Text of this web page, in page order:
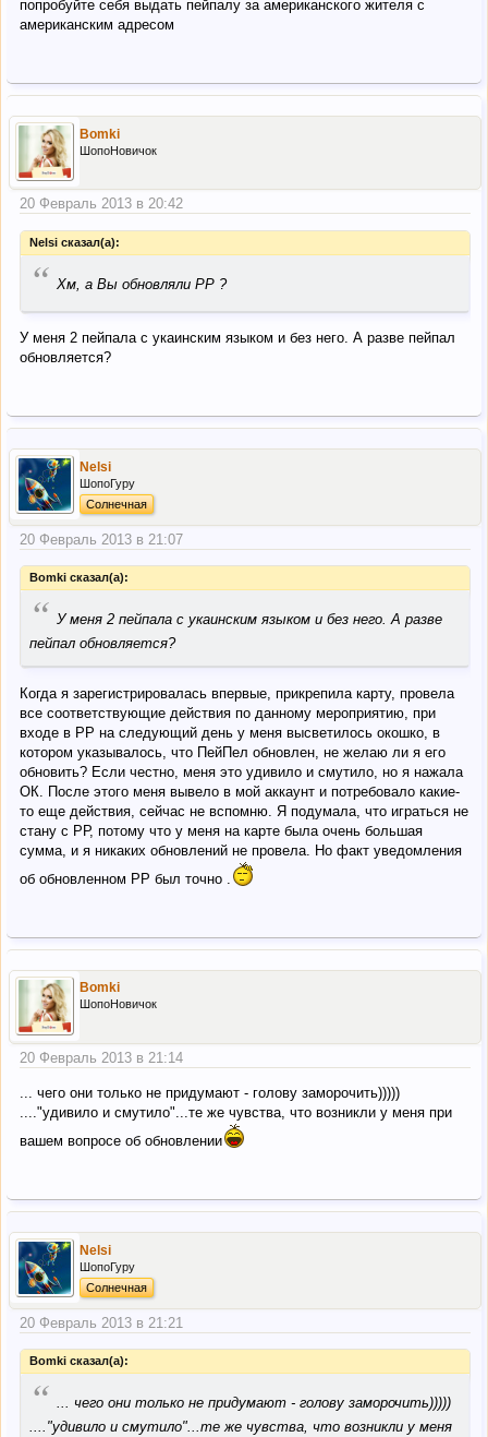
попробуйте себя выдать пейпалу за американского жителя с
американским адресом
Bomki
ШопоНовичок
20 Февраль 2013 в 20:42
Nelsi сказал(а):
“ Хм, а Вы обновляли РР ?
У меня 2 пейпала с укаинским языком и без него. А разве пейпал
обновляется?
Nelsi
ШопоГуру
Солнечная
20 Февраль 2013 в 21:07
Bomki сказал(а):
“ У меня 2 пейпала с укаинским языком и без него. А разве
пейпал обновляется?
Когда я зарегистрировалась впервые, прикрепила карту, провела
все соответствующие действия по данному мероприятию, при
входе в РР на следующий день у меня высветилось окошко, в
котором указывалось, что ПейПел обновлен, не желаю ли я его
обновить? Если честно, меня это удивило и смутило, но я нажала
ОК. После этого меня вывело в мой аккаунт и потребовало какие-
то еще действия, сейчас не вспомню. Я подумала, что играться не
стану с РР, потому что у меня на карте была очень большая
сумма, и я никаких обновлений не провела. Но факт уведомления
об обновленном РР был точно .
Bomki
ШопоНовичок
20 Февраль 2013 в 21:14
... чего они только не придумают - голову заморочить)))))
...."удивило и смутило"...те же чувства, что возникли у меня при
вашем вопросе об обновлении
Nelsi
ШопоГуру
Солнечная
20 Февраль 2013 в 21:21
Bomki сказал(а):
“ ... чего они только не придумают - голову заморочить)))))
...."удивило и смутило"...те же чувства, что возникли у меня